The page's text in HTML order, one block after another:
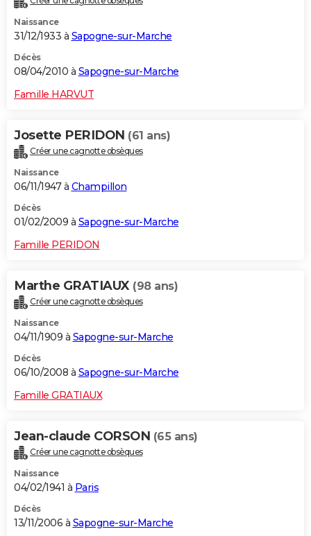
Naissance
31/12/1933 à Sapogne-sur-Marche
Décès
08/04/2010 à Sapogne-sur-Marche
Famille HARVUT
Josette PERIDON (61 ans)
Créer une cagnotte obsèques
Naissance
06/11/1947 à Champillon
Décès
01/02/2009 à Sapogne-sur-Marche
Famille PERIDON
Marthe GRATIAUX (98 ans)
Créer une cagnotte obsèques
Naissance
04/11/1909 à Sapogne-sur-Marche
Décès
06/10/2008 à Sapogne-sur-Marche
Famille GRATIAUX
Jean-claude CORSON (65 ans)
Créer une cagnotte obsèques
Naissance
04/02/1941 à Paris
Décès
13/11/2006 à Sapogne-sur-Marche